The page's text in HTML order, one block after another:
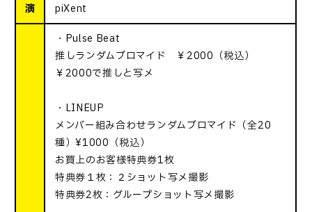
演
piXent
・Pulse Beat
推しランダムブロマイド ￥2000（税込）
￥2000で推しと写メ
・LINEUP
メンバー組み合わせランダムブロマイド（全20
種）¥1000（税込）
お買上のお客様特典券1枚
特典券１枚：２ショット写メ撮影
特典券2枚：グループショット写メ撮影